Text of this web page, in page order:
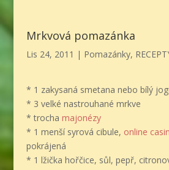
Mrkvová pomazánka
Lis 24, 2011 | Pomazánky,
* 1 zakysaná smetana nebo bílý
* 3 velké nastrouhané mrkve
* trocha majonézy
* 1 menší syrová cibule, online
pokrájená
* 1 lžička hořčice, sůl, pepř,